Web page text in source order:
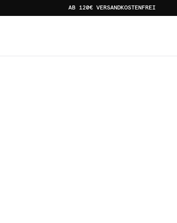
AB 120€ VERSANDKOSTENFREI
Braun